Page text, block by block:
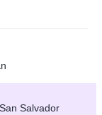
Salvador